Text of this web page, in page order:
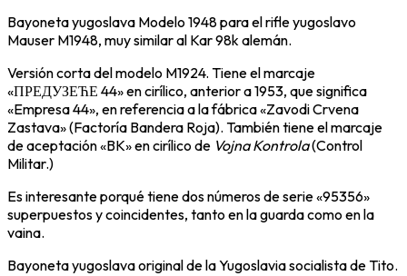
Bayoneta yugoslava Modelo 1948 para el rifle yugoslavo
Mauser M1948, muy similar al Kar 98k alemán.
Versión corta del modelo M1924. Tiene el marcaje
«ПРЕДУЗЕЋЕ 44» en cirílico, anterior a 1953, que significa
«Empresa 44», en referencia a la fábrica «Zavodi Crvena
Zastava» (Factoría Bandera Roja). También tiene el marcaje
de aceptación «BK» en cirílico de Vojna Kontrola(Control
Militar.)
Es interesante porqué tiene dos números de serie «95356»
superpuestos y coincidentes, tanto en la guarda como en la
vaina.
Bayoneta yugoslava original de la Yugoslavia socialista de Tito.